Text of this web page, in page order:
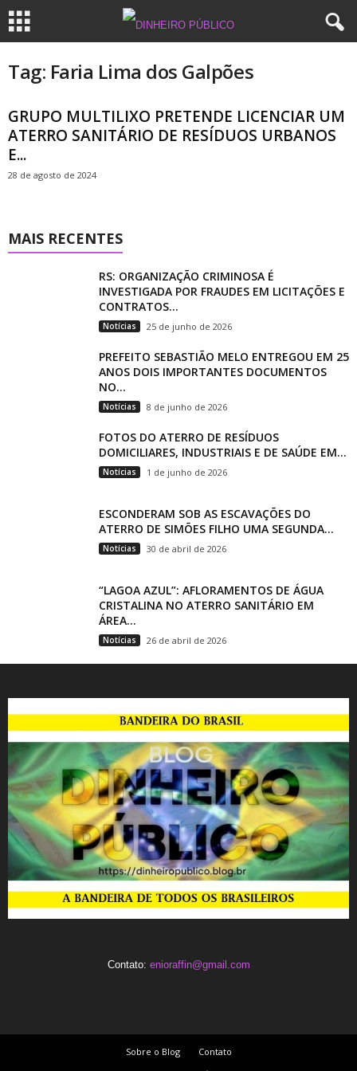
Tag: Faria Lima dos Galpões
GRUPO MULTILIXO PRETENDE LICENCIAR UM
ATERRO SANITÁRIO DE RESÍDUOS URBANOS
E...
28 de agosto de 2024
MAIS RECENTES
RS: ORGANIZAÇÃO CRIMINOSA É
INVESTIGADA POR FRAUDES EM LICITAÇÕES E
CONTRATOS...
Notícias 25 de junho de 2026
PREFEITO SEBASTIÃO MELO ENTREGOU EM 25
ANOS DOIS IMPORTANTES DOCUMENTOS
NO...
Notícias 8 de junho de 2026
FOTOS DO ATERRO DE RESÍDUOS
DOMICILIARES, INDUSTRIAIS E DE SAÚDE EM...
Notícias 1 de junho de 2026
ESCONDERAM SOB AS ESCAVAÇÕES DO
ATERRO DE SIMÕES FILHO UMA SEGUNDA...
Notícias 30 de abril de 2026
“LAGOA AZUL”: AFLORAMENTOS DE ÁGUA
CRISTALINA NO ATERRO SANITÁRIO EM
ÁREA...
Notícias 26 de abril de 2026
Contato: enioraffin@gmail.com
Sobre o Blog
Contato